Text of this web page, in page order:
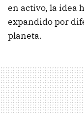
en activo, la idea
expandido por
planeta.